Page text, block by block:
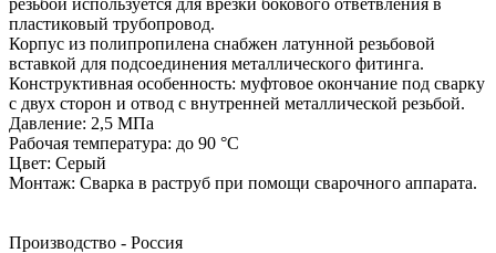
пластиковый трубопровод.
Корпус из полипропилена снабжен латунной резьбовой
вставкой для подсоединения металлического фитинга.
Конструктивная особенность: муфтовое окончание под сварку
с двух сторон и отвод с внутренней металлической резьбой.
Давление: 2,5 МПа
Рабочая температура: до 90 °С
Цвет: Серый
Монтаж: Сварка в раструб при помощи сварочного аппарата.
Производство - Россия